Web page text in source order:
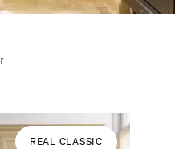
REAL CLASSIC